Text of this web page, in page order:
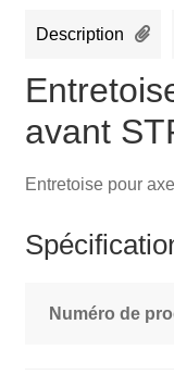
Description
avant
Entretoise pour
Numéro de